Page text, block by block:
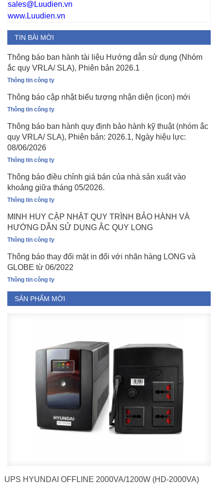
sales@Luudien.vn
www.Luudien.vn
TIN BÀI MỚI
Thông báo ban hành tài liệu Hướng dẫn sử dụng (Nhóm
ắc quy VRLA/ SLA), Phiên bản 2026.1
Thông tin công ty
Thông báo cập nhật biểu tượng nhận diện (icon) mới
Thông tin công ty
Thông báo ban hành quy định bảo hành kỹ thuật (nhóm ắc
quy VRLA/ SLA), Phiên bản: 2026.1, Ngày hiệu lực:
08/06/2026
Thông tin công ty
Thông báo điều chỉnh giá bán của nhà sản xuất vào
khoảng giữa tháng 05/2026.
Thông tin công ty
MINH HUY CẬP NHẬT QUY TRÌNH BẢO HÀNH VÀ
HƯỚNG DẪN SỬ DỤNG ẮC QUY LONG
Thông tin công ty
Thông báo thay đổi mặt in đối với nhãn hàng LONG và
GLOBE từ 06/2022
Thông tin công ty
SẢN PHẨM MỚI
UPS HYUNDAI OFFLINE 2000VA/1200W (HD-2000VA)